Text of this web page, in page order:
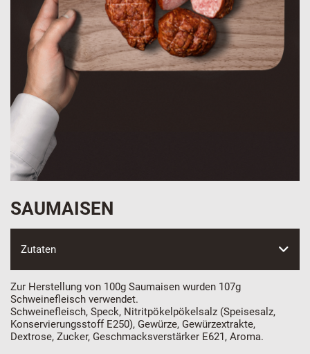
SAUMAISEN
Zutaten
Zur Herstellung von 100g Saumaisen wurden 107g
Schweinefleisch verwendet.
Schweinefleisch, Speck, Nitritpökelpökelsalz (Speisesalz,
Konservierungsstoff E250), Gewürze, Gewürzextrakte,
Dextrose, Zucker, Geschmacksverstärker E621, Aroma.